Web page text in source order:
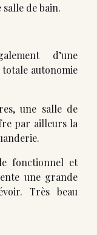
de bain.
d’une
autonomie
une salle de
par ailleurs la
fonctionnel et
une grande
Très beau